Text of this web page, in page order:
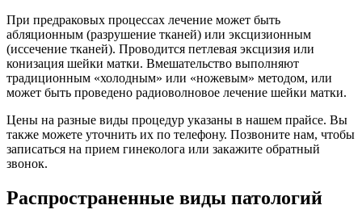
При предраковых процессах лечение может быть
абляционным (разрушение тканей) или эксцизионным
(иссечение тканей). Проводится петлевая эксцизия или
конизация шейки матки. Вмешательство выполняют
традиционным «холодным» или «ножевым» методом, или
может быть проведено радиоволновое лечение шейки матки.
Цены на разные виды процедур указаны в нашем прайсе. Вы
также можете уточнить их по телефону. Позвоните нам, чтобы
записаться на прием гинеколога или закажите обратный
звонок.
Распространенные виды патологий